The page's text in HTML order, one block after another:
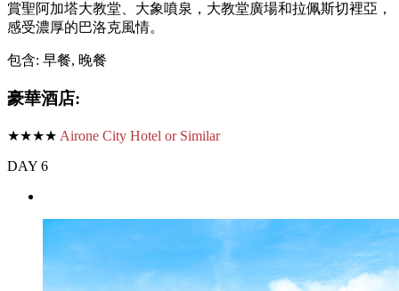
賞聖阿加塔大教堂、大象噴泉，大教堂廣場和拉佩斯切裡亞，
感受濃厚的巴洛克風情。
包含: 早餐, 晚餐
豪華酒店:
★★★★ Airone City Hotel or Similar
DAY 6